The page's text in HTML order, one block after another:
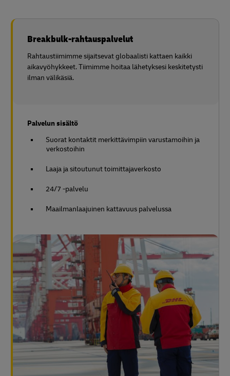
Breakbulk-rahtauspalvelut
Rahtaustiimimme sijaitsevat globaalisti kattaen kaikki
aikavyöhykkeet. Tiimimme hoitaa lähetyksesi keskitetysti
ilman välikäsiä.
Palvelun sisältö
Suorat kontaktit merkittävimpiin varustamoihin ja
verkostoihin
Laaja ja sitoutunut toimittajaverkosto
24/7 -palvelu
Maailmanlaajuinen kattavuus palvelussa